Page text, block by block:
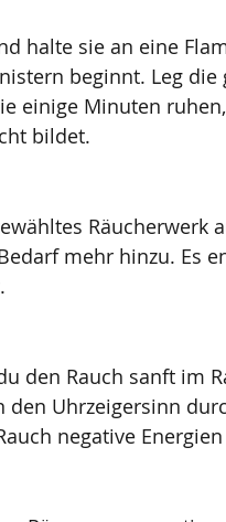
halte sie an eine
beginnt. Leg
einige Minuten
bildet.
Räucherwerk
mehr hinzu. Es
den Rauch sanft im
Uhrzeigersinn
negative